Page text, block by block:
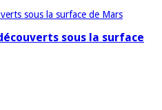
sous la surface